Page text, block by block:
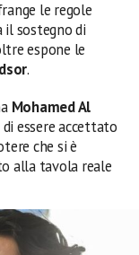
le regole
il sostegno di
espone le
.
Mohamed Al
essere accettato
che si è
alla tavola reale